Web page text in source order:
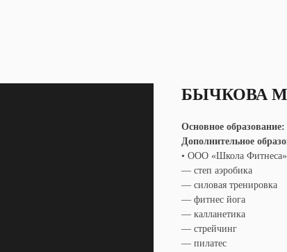
БЫЧКОВА
Основное образование:
Дополнительное
• ООО «Школа
— степ аэробика
— силовая тренировка
— фитнес йога
— калланетика
— стрейчинг
— пилатес